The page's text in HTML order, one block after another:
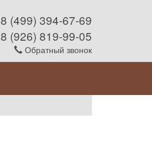
8 (499) 394-67-69
8 (926) 819-99-05
Обратный звонок